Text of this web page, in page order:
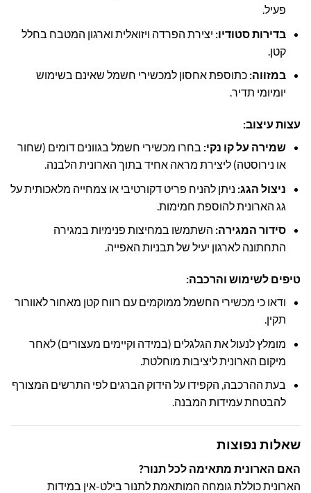
פעיל.
בדירות סטודיו: יצירת הפרדה ויזואלית וארגון המטבח בחלל
קטן.
במזווה: כתוספת אחסון למכשירי חשמל שאינם בשימוש
יומיומי תדיר.
עצות עיצוב:
שמירה על קו נקי: בחרו מכשירי חשמל בגוונים דומים (שחור
או נירוסטה) ליצירת מראה אחיד בתוך הארונית הלבנה.
ניצול הגג: ניתן להניח פריט דקורטיבי או צמחייה מלאכותית על
גג הארונית להוספת חמימות.
סידור המגירה: השתמשו במחיצות פנימיות במגירה
התחתונה לארגון יעיל של תבניות האפייה.
טיפים לשימוש והרכבה:
ודאו כי מכשירי החשמל ממוקמים עם רווח קטן מאחור לאוורור
תקין.
מומלץ לנעול את הגלגלים (במידה וקיימים מעצורים) לאחר
מיקום הארונית ליציבות מוחלטת.
בעת ההרכבה, הקפידו על הידוק הברגים לפי התרשים המצורף
להבטחת עמידות המבנה.
שאלות נפוצות
האם הארונית מתאימה לכל תנור?
הארונית כוללת גומחה המותאמת לתנור בילט-אין במידות